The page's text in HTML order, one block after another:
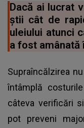
Dacă ai lucrat
știi cât de
uleiului atunci
a fost amânată
Supraîncălzirea
întâmplă
câteva verificări
pot preveni